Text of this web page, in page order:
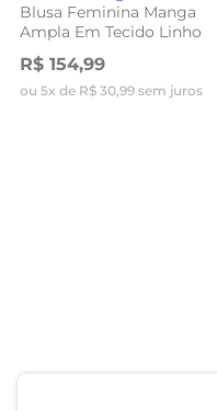
Blusa Feminina Manga
Ampla Em Tecido Linho
Endless Bege
R$ 154,99
ou 5x de R$ 30,99 sem juros